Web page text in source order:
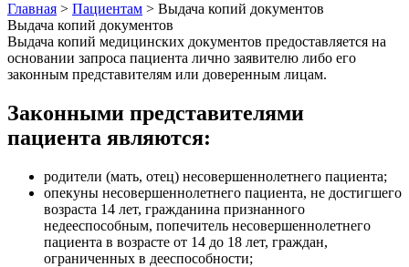
Главная > Пациентам > Выдача копий документов
Выдача копий документов
Выдача копий медицинских документов предоставляется на
основании запроса пациента лично заявителю либо его
законным представителям или доверенным лицам.
Законными представителями
пациента являются:
родители (мать, отец) несовершеннолетнего пациента;
опекуны несовершеннолетнего пациента, не достигшего
возраста 14 лет, гражданина признанного
недееспособным, попечитель несовершеннолетнего
пациента в возрасте от 14 до 18 лет, граждан,
ограниченных в дееспособности;